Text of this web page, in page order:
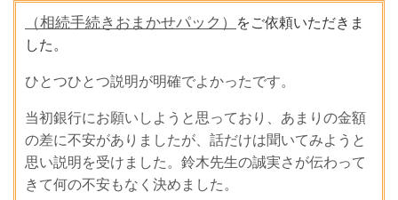
（相続手続きおまかせパック）
をご依頼いただきま
した。
ひとつひとつ説明が明確でよかったです。
当初銀行にお願いしようと思っており、あまりの金額
の差に不安がありましたが、話だけは聞いてみようと
思い説明を受けました。鈴木先生の誠実さが伝わって
きて何の不安もなく決めました。